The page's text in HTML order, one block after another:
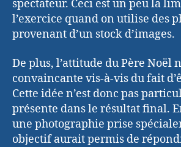
spectateur. Ceci est un peu la
l’exercice quand on utilise des
provenant d’un stock d’images.
De plus, l’attitude du Père Noël
convaincante vis-à-vis du fait
Cette idée n’est donc pas
présente dans le résultat final.
une photographie prise
objectif aurait permis de